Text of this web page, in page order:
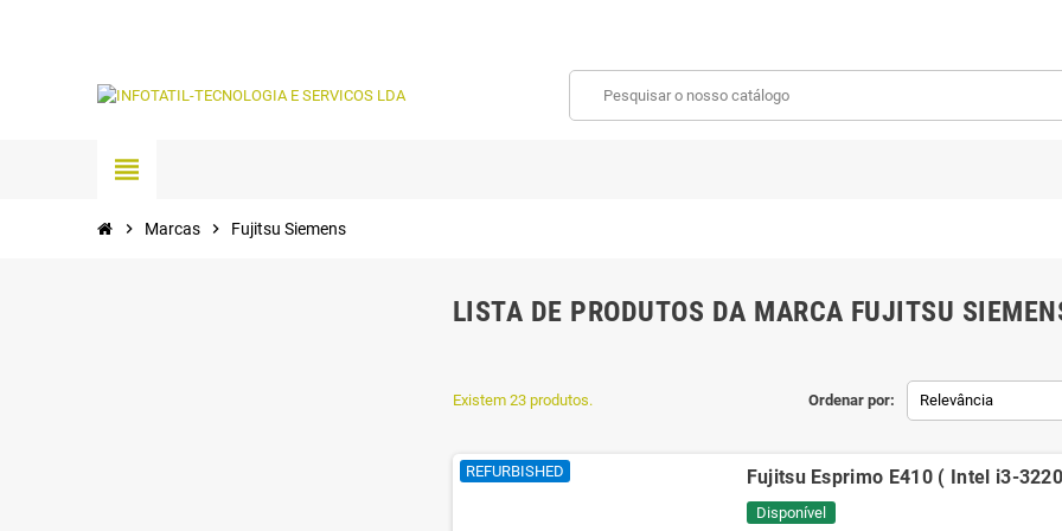
view_headline
chevron_right Marcas chevron_right Fujitsu Siemens
LISTA DE PRODUTOS DA MARCA FUJITSU
Ordenar por: Relevância
Existem 23 produtos.
REFURBISHED Fujitsu Esprimo E410 ( Intel i3-
Disponível